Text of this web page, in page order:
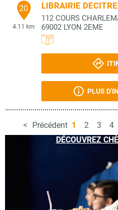
20
4.11 km
LIBRAIRIE DECITRE
112 COURS
69002 LYON 2EME
PLUS
Précédent 1 2 3 4
DÉCOUVREZ